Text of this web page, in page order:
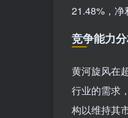
21.48%，净
竞争能力
黄河旋风在
行业的需求
构以维持其